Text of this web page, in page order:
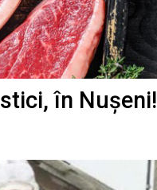
în Nușeni!